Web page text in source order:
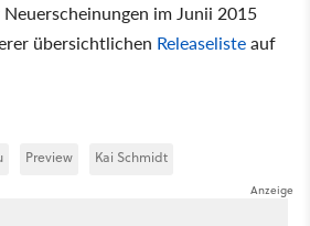
im Junii 2015
übersichtlichen Releaselisteauf
Preview Kai Schmidt